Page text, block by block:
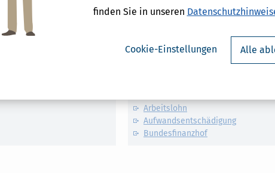
finden Sie in unseren
Cookie-Einstellungen Alle
Verwandte Lexikon-Begriffe
Arbeitslohn
Aufwandsentschädigung
Bundesfinanzhof